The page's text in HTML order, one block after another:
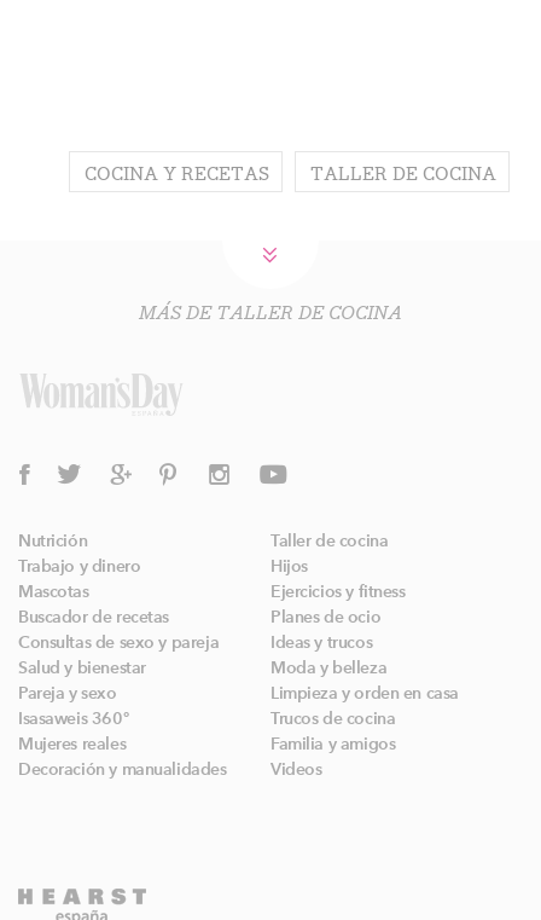
COCINA Y RECETAS TALLER DE COCINA
MÁS DE TALLER DE COCINA
Nutrición
Taller de cocina
Trabajo y dinero
Hijos
Mascotas
Ejercicios y fitness
Buscador de recetas
Planes de ocio
Consultas de sexo y pareja
Ideas y trucos
Salud y bienestar
Moda y belleza
Pareja y sexo
Limpieza y orden en casa
Isasaweis 360º
Trucos de cocina
Mujeres reales
Familia y amigos
Decoración y manualidades
Videos